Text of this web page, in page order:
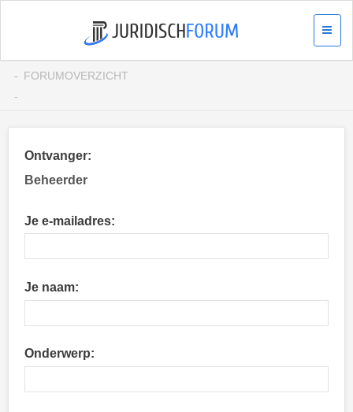
FORUMOVERZICHT
Ontvanger:
Beheerder
Je e-mailadres:
Je naam:
Onderwerp: